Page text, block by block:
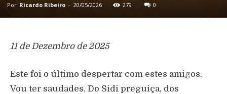
Por Ricardo Ribeiro - 20/05/2026 279 0
11 de Dezembro de 2025
Este foi o último despertar com estes amigos.
Vou ter saudades. Do Sidi preguiça, dos